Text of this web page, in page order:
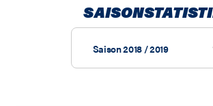
Saison 2018 / 2019